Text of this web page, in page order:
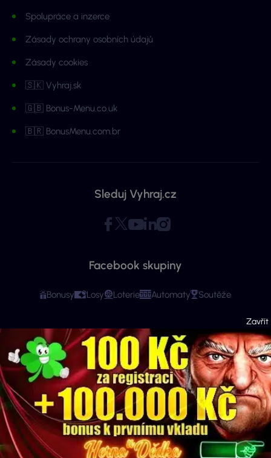
Spolupráce a inzerce
Zásady ochrany osobních údajů
Zásady cookies
🇸🇰 Vyhraj.sk
🇬🇧 Bonus-Menu.co.uk
🇧🇷 BonusMenu.com.br
Sleduj Vyhraj.cz
Facebook skupiny
Bonusy Losy Loterie Automaty Soutěže
Copyright © 2026 - Všechna práva vyhrazena. Vyhraj.cz | Ministerstvo financí
varuje: Účastí na hazardní hře může vzniknout závislost! Stránky mají čistě
informační charakter. Veškeré informace se týkají osob starších 18 let.
Provozovatelem webu je ExeMedia s.r.o. se sídlem Kurzova 2222/16, Stodůlky,
155 00 Praha 5 (IČO: 13992228, DIČ: CZ13992228) · Kontakt:info@vyhraj.cz